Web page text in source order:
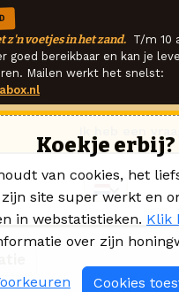
z'n voetjes in het zand. T/m 10
goed bereikbaar en kan je
Mailen werkt het snelst:
Koekje erbij?
van cookies, het
zijn site super werkt en
in webstatistieken. Klik
over zijn
Cookies